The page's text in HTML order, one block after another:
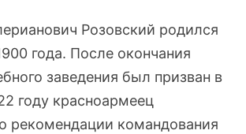
Розовский родился
года. После окончания
заведения был призван в
году крас­ноармеец
рекомендации командования